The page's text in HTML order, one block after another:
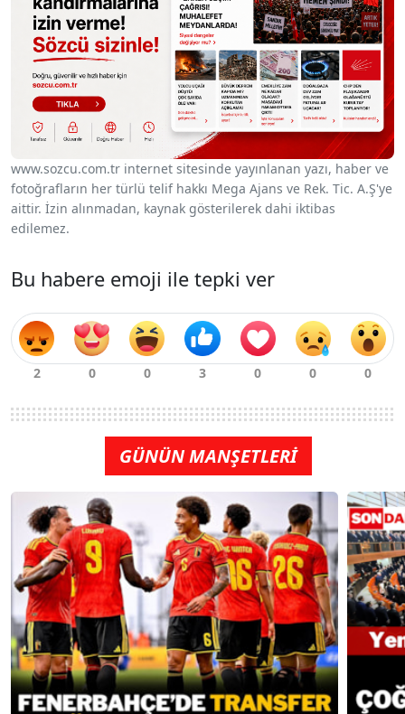
www.sozcu.com.tr internet sitesinde yayınlanan yazı, haber ve
fotoğrafların her türlü telif hakkı Mega Ajans ve Rek. Tic. A.Ş'ye
aittir. İzin alınmadan, kaynak gösterilerek dahi iktibas
edilemez.
Bu habere emoji ile tepki ver
GÜNÜN MANŞETLERİ